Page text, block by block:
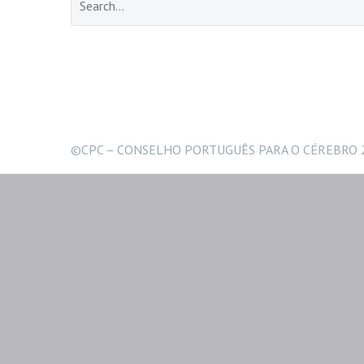
©CPC – CONSELHO PORTUGUÊS PARA O